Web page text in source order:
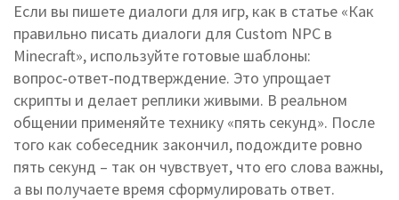
Если вы пишете диалоги для игр, как в статье «Как
правильно писать диалоги для Custom NPC в
Minecraft», используйте готовые шаблоны:
вопрос‑ответ‑подтверждение. Это упрощает
скрипты и делает реплики живыми. В реальном
общении применяйте технику «пять секунд». После
того как собеседник закончил, подождите ровно
пять секунд – так он чувствует, что его слова важны,
а вы получаете время сформулировать ответ.